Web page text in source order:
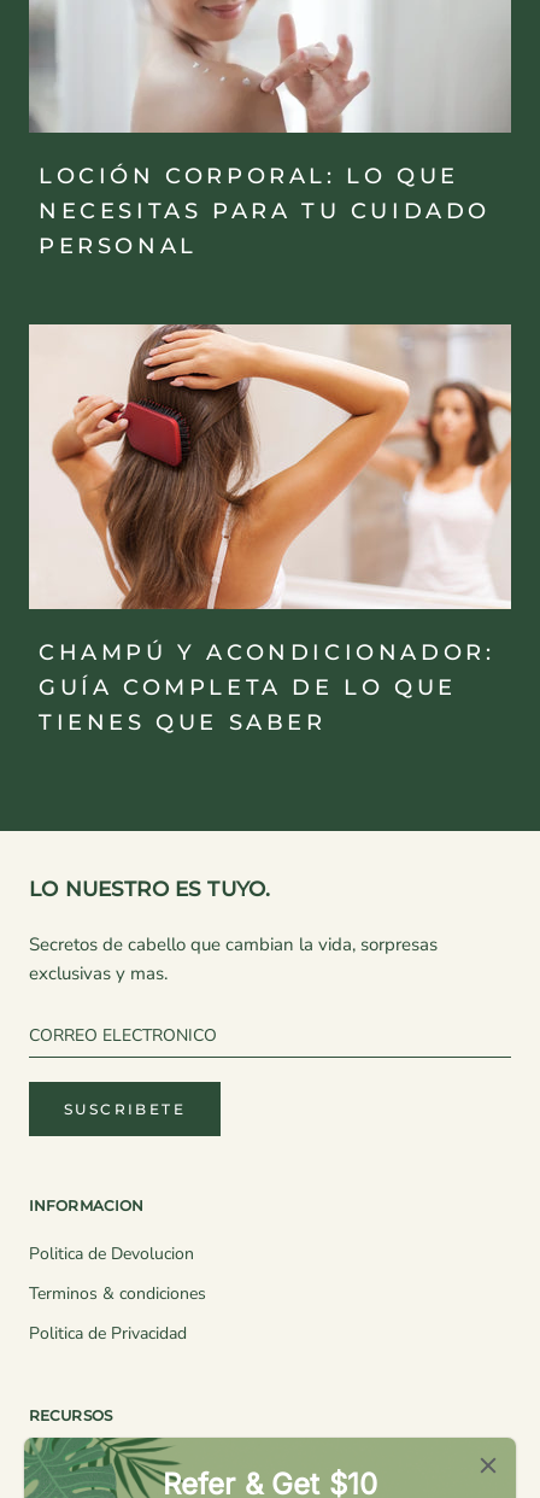
LOCIÓN CORPORAL: LO QUE
NECESITAS PARA TU CUIDADO
PERSONAL
CHAMPÚ Y ACONDICIONADOR:
GUÍA COMPLETA DE LO QUE
TIENES QUE SABER
LO NUESTRO ES TUYO.
Secretos de cabello que cambian la vida, sorpresas
exclusivas y mas.
SUSCRIBETE
INFORMACION
Politica de Devolucion
Terminos & condiciones
Politica de Privacidad
RECURSOS
Quienes Somos
Refer & Get $10